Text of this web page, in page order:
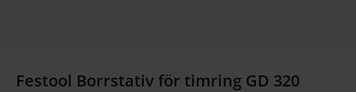
Festool Borrstativ för timring GD 320